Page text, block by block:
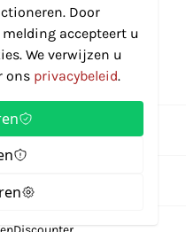
Door
accepteert u
We verwijzen u
ons privacybeleid.